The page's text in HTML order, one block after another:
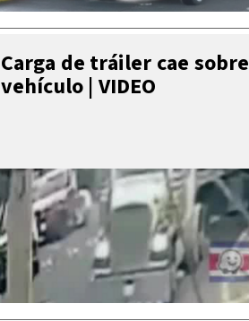
Carga de tráiler cae sobre
vehículo | VIDEO